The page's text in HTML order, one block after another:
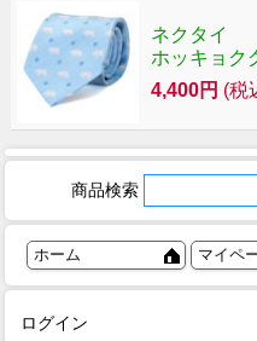
ネクタイ
ホッキョク
4,400円 (税
商品検索
ホーム マイペ
ログイン